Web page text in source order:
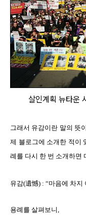
살인계획 뉴타운
그래서 유감이란 말의 뜻
제 블로그에 소개한 적이
례를 다시 한 번 소개하면
유감(遺憾) : “마음에 차지
용례를 살펴보니,